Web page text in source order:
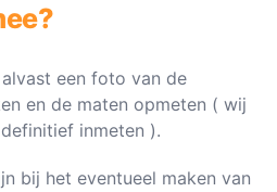
een foto van de
en de maten opmeten ( wij
inmeten ).
bij het eventueel maken van